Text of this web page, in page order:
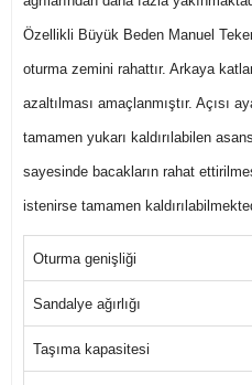
Özellikli Büyük Beden Manuel
oturma zemini rahattır. Arkaya
azaltılması amaçlanmıştır. Açısı
tamamen yukarı kaldırılabilen
sayesinde bacakların rahat
istenirse tamamen
Oturma genişliği
Sandalye ağırlığı
Taşıma kapasitesi